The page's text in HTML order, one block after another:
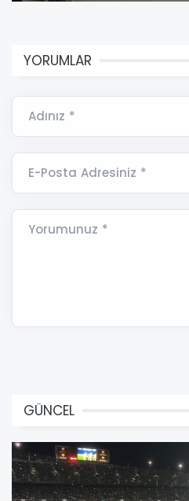
YORUMLAR
Adınız *
E-Posta Adresiniz *
Yorumunuz *
GÜNCEL